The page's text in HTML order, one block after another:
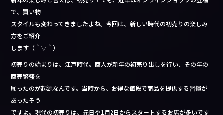
e
b
o
o
k
で、買い物
スタイルも変わってきましたよね。今回は、新しい時代の初売りの楽しみ
方をご紹介
します（＾▽＾）
初売りの始まりは、江戸時代。商人が新年の初売り出しを行い、その年の
商売繁盛を
願ったのが起源なんです。当時から、お得な値段で商品を提供する習慣が
あったそう
ですよ。現代の初売りは、元日や1月2日からスタートするお店が多いです